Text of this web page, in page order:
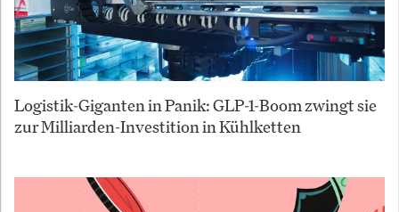
Logistik-Giganten in Panik: GLP-1-Boom zwingt sie
zur Milliarden-Investition in Kühlketten